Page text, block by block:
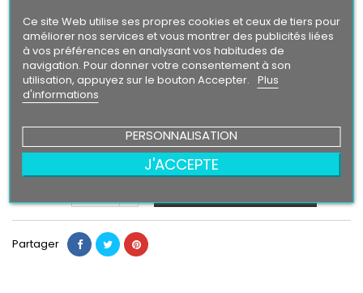
Texte/ Logo
Noir
Blanc RougeBleu Gris JauneVert Rose Gris
Argent
Bleu
Intense
OrangeViolet
24,90 €
Partager
Ce site Web utilise ses propres cookies et ceux de tiers pour
améliorer nos services et vous montrer des publicités liées
à vos préférences en analysant vos habitudes de
navigation. Pour donner votre consentement à son
utilisation, appuyez sur le bouton Accepter. Plus
d'informations
PERSONNALISATION
J'ACCEPTE